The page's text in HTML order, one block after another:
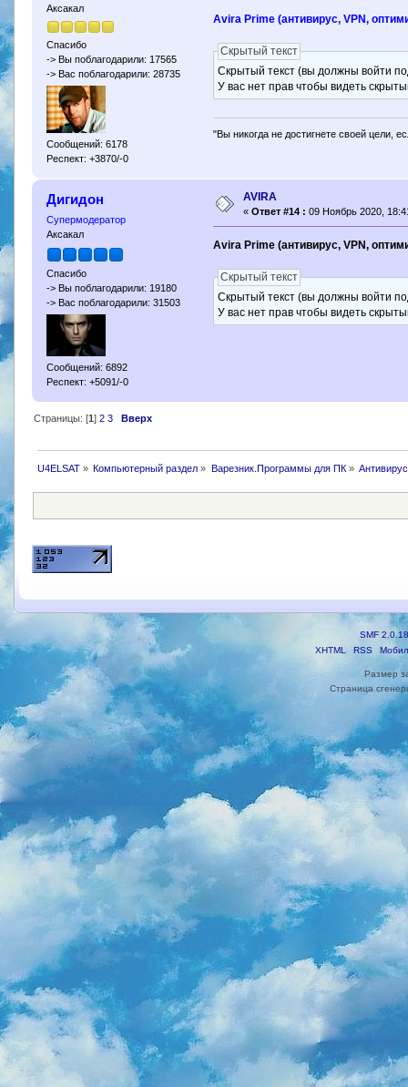
Аксакал
Спасибо
-> Вы поблагодарили: 17565
-> Вас поблагодарили: 28735
Сообщений: 6178
Респект: +3870/-0
Avira Prime (антивирус, VPN,
Скрытый текст
Скрытый текст (вы должны войти
У вас нет прав чтобы видеть
"Вы никогда не достигнете своей цели,
Дигидон
Супермодератор
Аксакал
Спасибо
-> Вы поблагодарили: 19180
-> Вас поблагодарили: 31503
Сообщений: 6892
Респект: +5091/-0
AVIRA
« Ответ #14 : 09 Ноябрь 2020,
Avira Prime (антивирус, VPN,
Скрытый текст
Скрытый текст (вы должны войти
У вас нет прав чтобы видеть
Страницы: [1] 2 3 Вверх
U4ELSAT» Компьютерный раздел » Варезник.Программы для ПК»
SMF 2.0.18
XHTML
RSS
Размер
Страница